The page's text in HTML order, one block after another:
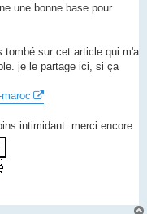
une bonne base pour
tombé sur cet article qui m'a
je le partage ici, si ça
intimidant. merci encore